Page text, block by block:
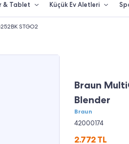
& Tablet Küçük Ev Aletleri
STGO2
Braun
Blender
Braun
42000174
2.772TL